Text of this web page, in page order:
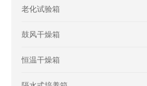
老化试验箱
鼓风干燥箱
恒温干燥箱